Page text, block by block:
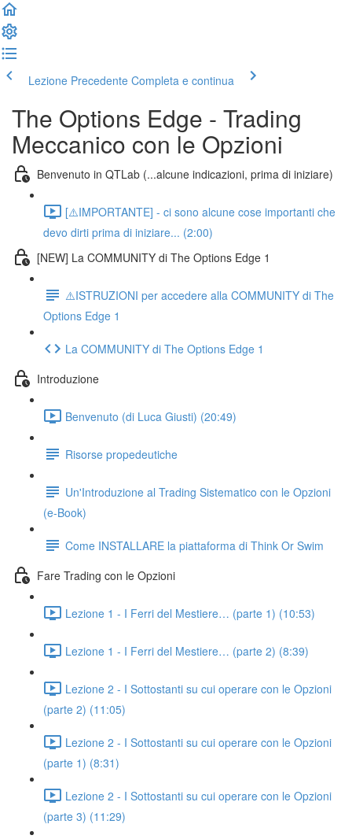
Lezione Precedente Completa e continua
The Options Edge - Trading
Meccanico con le Opzioni
Benvenuto in QTLab (...alcune indicazioni, prima di iniziare)
[⚠️IMPORTANTE] - ci sono alcune cose importanti che
devo dirti prima di iniziare... (2:00)
[NEW] La COMMUNITY di The Options Edge 1
⚠️ISTRUZIONI per accedere alla COMMUNITY di The
Options Edge 1
La COMMUNITY di The Options Edge 1
Introduzione
Benvenuto (di Luca Giusti) (20:49)
Risorse propedeutiche
Un'Introduzione al Trading Sistematico con le Opzioni
(e-Book)
Come INSTALLARE la piattaforma di Think Or Swim
Fare Trading con le Opzioni
Lezione 1 - I Ferri del Mestiere… (parte 1) (10:53)
Lezione 1 - I Ferri del Mestiere… (parte 2) (8:39)
Lezione 2 - I Sottostanti su cui operare con le Opzioni
(parte 2) (11:05)
Lezione 2 - I Sottostanti su cui operare con le Opzioni
(parte 1) (8:31)
Lezione 2 - I Sottostanti su cui operare con le Opzioni
(parte 3) (11:29)